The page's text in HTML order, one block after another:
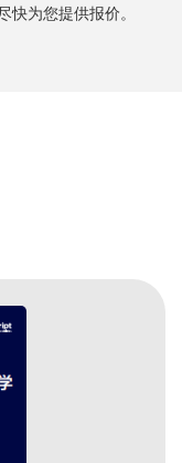
快为您提供报价。